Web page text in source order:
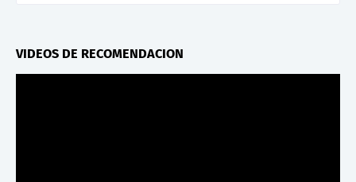
VIDEOS DE RECOMENDACION